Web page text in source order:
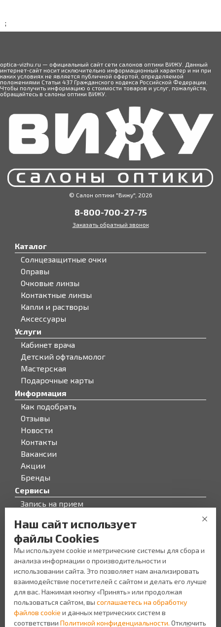
;
optica-vizhu.ru — официальный сайт сети салонов оптики ВИЖУ. Данный
интернет-сайт носит исключительно информационный характер и ни при
каких условиях не является публичной офертой, определяемой
положениями Статьи 437 Гражданского кодекса Российской Федерации.
Чтобы получить информацию о стоимости товаров и услуг, пожалуйста,
обращайтесь в салоны оптики ВИЖУ.
© Салон оптики "Вижу", 2026
8-800-700-27-75
Заказать обратный звонок
Каталог
Солнцезащитные очки
Оправы
Очковые линзы
Контактные линзы
Капли и растворы
Аксессуары
Услуги
Кабинет врача
Детский офтальмолог
Мастерская
Подарочные карты
Информация
Как подобрать
Отзывы
Новости
Контакты
Вакансии
Акции
Бренды
Сервисы
Запись на прием
О компании
О компании
Персонал
Новости
Прайс-лист на услуги
Уголок потребителя
Наш сайт использует
файлы Cookies
Мы используем cookie и метрические системы для сбора и
анализа информации о производительности и
использовании сайта. Это позволяет нам анализировать
взаимодействие посетителей с сайтом и делать его лучше
для вас. Нажимая кнопку «Принять» или продолжая
пользоваться сайтом, вы соглашаетесь на обработку
файлов cookie и данных метрических систем в
соответствии Политикой конфиденциальности. Отключить